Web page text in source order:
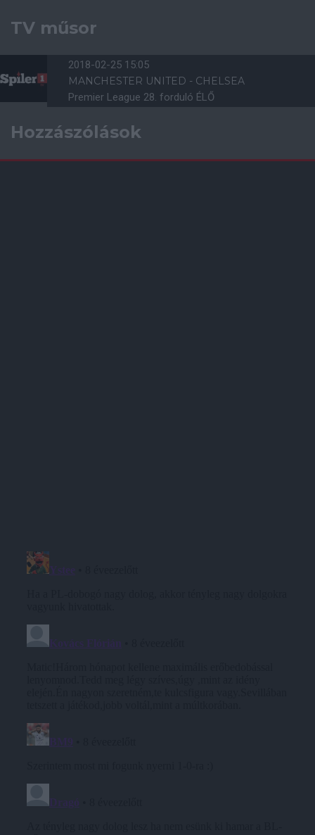
TV műsor
2018-02-25 15:05
MANCHESTER UNITED - CHELSEA
Premier League 28. forduló ÉLŐ
Hozzászólások